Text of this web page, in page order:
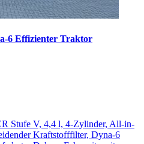
6 Effizienter Traktor
Stufe V, 4,4 l, 4-Zylinder, All-in-
Kraftstofffilter, Dyna-6